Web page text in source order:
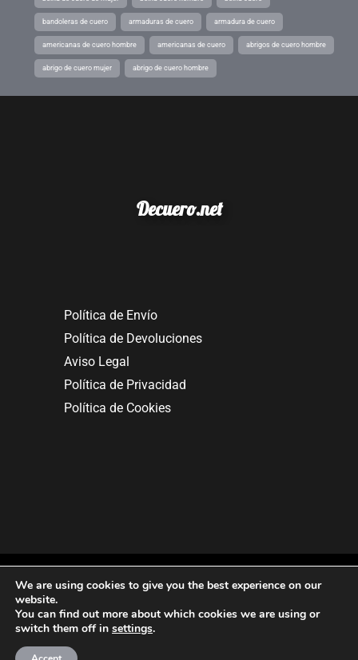
bandoleras de cuero armaduras de cuero armadura de cuero
americanas de cuero hombre americanas de cuero abrigos de cuero hombre
abrigo de cuero mujer abrigo de cuero hombre
Decuero.net
Política de Envío
Política de Devoluciones
Aviso Legal
Política de Privacidad
Política de Cookies
Copyright © 2025. All rights reserved.
We are using cookies to give you the best experience on our
website.
You can find out more about which cookies we are using or
switch them off in settings.